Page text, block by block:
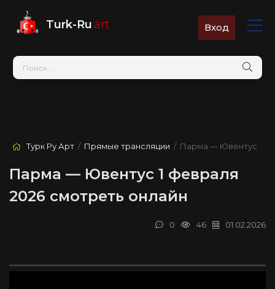
Turk-Ru.art Вход
Турк Ру Арт / Прямые трансляции / Парма — Ювентус
Парма — Ювентус 1 февраля
2026 смотреть онлайн
01.02.2026
46
0